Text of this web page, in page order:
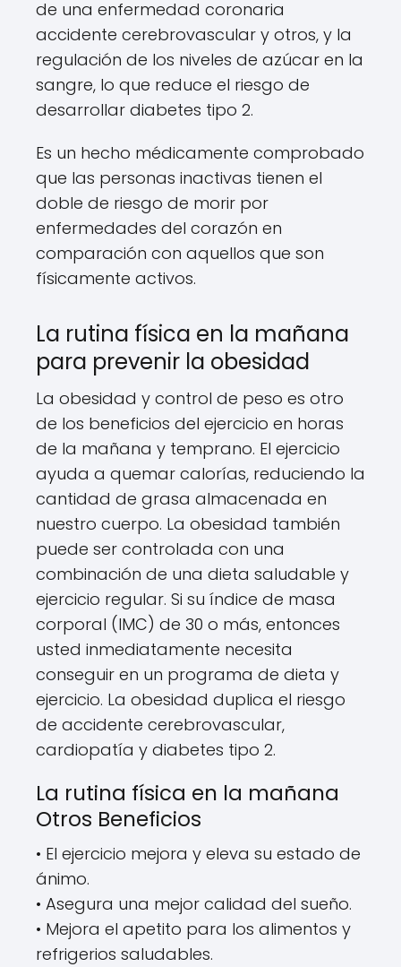
de una enfermedad coronaria
accidente cerebrovascular y otros, y la
regulación de los niveles de azúcar en la
sangre, lo que reduce el riesgo de
desarrollar diabetes tipo 2.
Es un hecho médicamente comprobado
que las personas inactivas tienen el
doble de riesgo de morir por
enfermedades del corazón en
comparación con aquellos que son
físicamente activos.
La rutina física en la mañana
para prevenir la obesidad
La obesidad y control de peso es otro
de los beneficios del ejercicio en horas
de la mañana y temprano. El ejercicio
ayuda a quemar calorías, reduciendo la
cantidad de grasa almacenada en
nuestro cuerpo. La obesidad también
puede ser controlada con una
combinación de una dieta saludable y
ejercicio regular. Si su índice de masa
corporal (IMC) de 30 o más, entonces
usted inmediatamente necesita
conseguir en un programa de dieta y
ejercicio. La obesidad duplica el riesgo
de accidente cerebrovascular,
cardiopatía y diabetes tipo 2.
La rutina física en la mañana
Otros Beneficios
• El ejercicio mejora y eleva su estado de
ánimo.
• Asegura una mejor calidad del sueño.
• Mejora el apetito para los alimentos y
refrigerios saludables.